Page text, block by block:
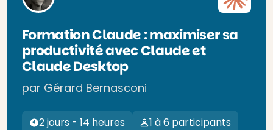
Formation Claude : maximiser sa
productivité avec Claude et
Claude Desktop
par Gérard Bernasconi
2 jours - 14 heures
1 à 6 participants